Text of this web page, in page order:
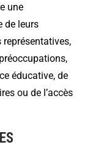
une
de leurs
éducative, de
ou de l’accès